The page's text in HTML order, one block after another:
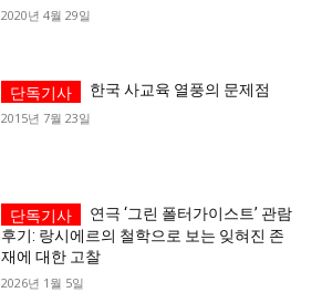
2020년 4월 29일
한국 사교육 열풍의 문제점
2015년 7월 23일
연극 ‘그린 폴터가이스트’ 관람
후기: 랑시에르의 철학으로 보는 잊혀진 존
재에 대한 고찰
2026년 1월 5일